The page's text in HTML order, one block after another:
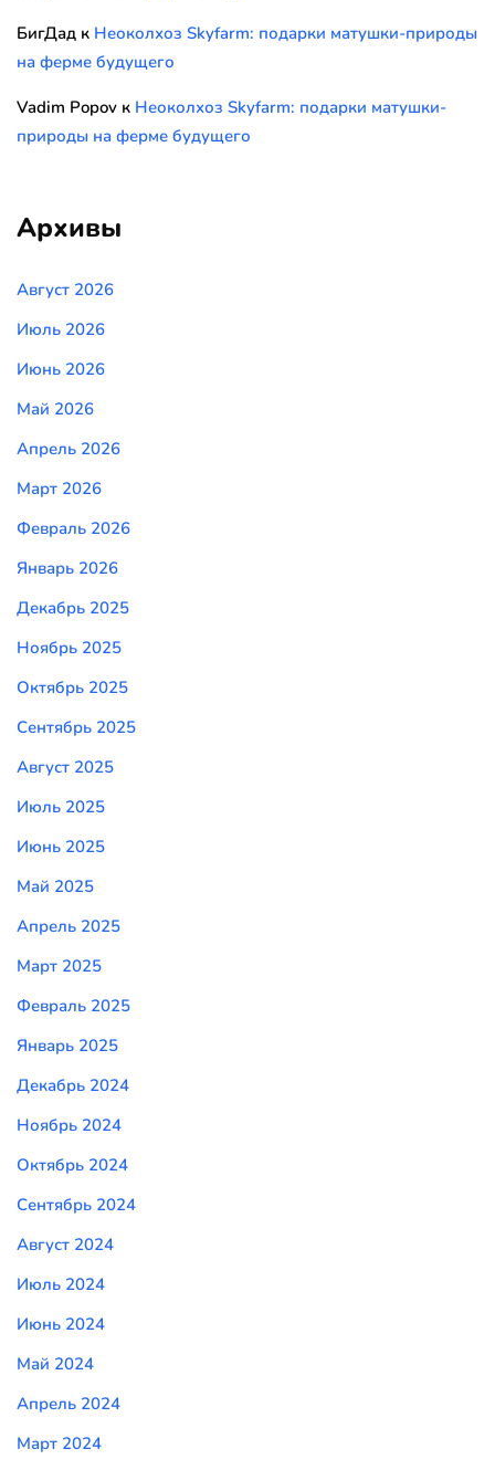
БигДад к Неоколхоз Skyfarm: подарки матушки-природы
на ферме будущего
Vadim Popov к Неоколхоз Skyfarm: подарки матушки-
природы на ферме будущего
Архивы
Август 2026
Июль 2026
Июнь 2026
Май 2026
Апрель 2026
Март 2026
Февраль 2026
Январь 2026
Декабрь 2025
Ноябрь 2025
Октябрь 2025
Сентябрь 2025
Август 2025
Июль 2025
Июнь 2025
Май 2025
Апрель 2025
Март 2025
Февраль 2025
Январь 2025
Декабрь 2024
Ноябрь 2024
Октябрь 2024
Сентябрь 2024
Август 2024
Июль 2024
Июнь 2024
Май 2024
Апрель 2024
Март 2024